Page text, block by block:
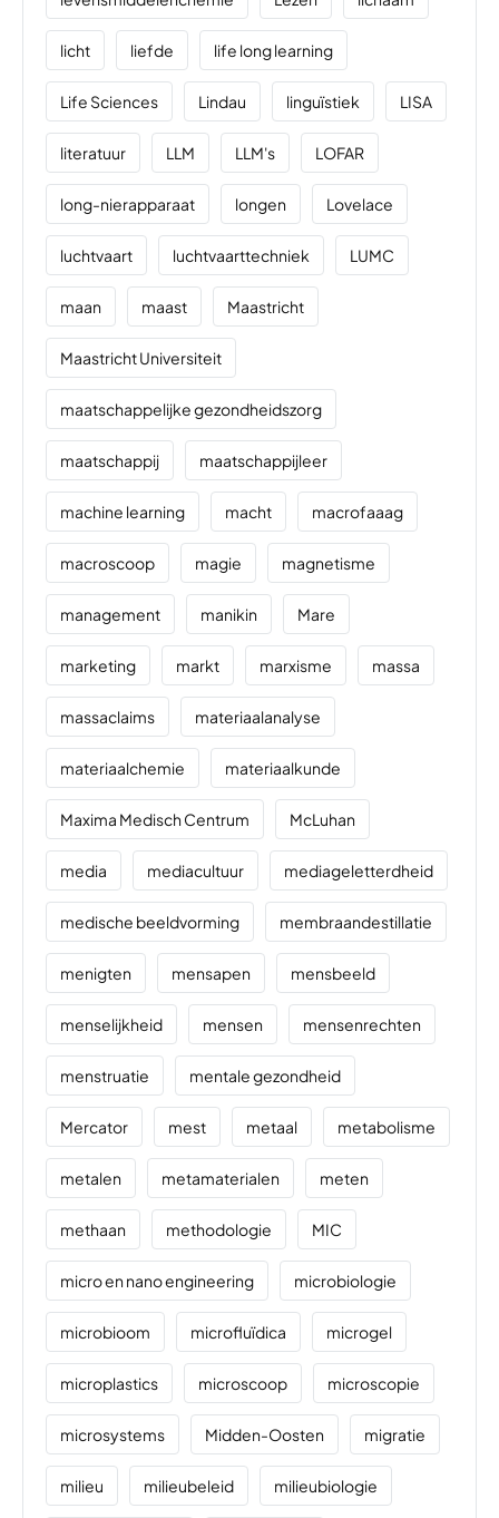
licht liefde life long learning
Life Sciences Lindau linguïstiek LISA
literatuur LLM LLM's LOFAR
long-nierapparaat longen Lovelace
luchtvaart luchtvaarttechniek LUMC
maan maast Maastricht
Maastricht Universiteit
maatschappelijke gezondheidszorg
maatschappij maatschappijleer
machine learning macht macrofaaag
macroscoop magie magnetisme
management manikin Mare
marketing markt marxisme massa
massaclaims materiaalanalyse
materiaalchemie materiaalkunde
Maxima Medisch Centrum McLuhan
media mediacultuur mediageletterdheid
medische beeldvorming membraandestillatie
menigten mensapen mensbeeld
menselijkheid mensen mensenrechten
menstruatie mentale gezondheid
Mercator mest metaal metabolisme
metalen metamaterialen meten
methaan methodologie MIC
micro en nano engineering microbiologie
microbioom microfluïdica microgel
microplastics microscoop microscopie
microsystems Midden-Oosten migratie
milieu milieubeleid milieubiologie